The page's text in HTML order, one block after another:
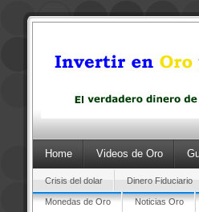
Home Videos de Oro
Crisis del dolar Dinero Fiduciario
Monedas de Oro Noticias Oro